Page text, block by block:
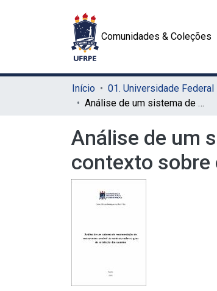
Comunidades & Coleções
Início
Análise de um sistema de recomendação de restaurantes sensível ao contexto sobre o grau de satisfação dos usuários
Análise de um
contexto sobre